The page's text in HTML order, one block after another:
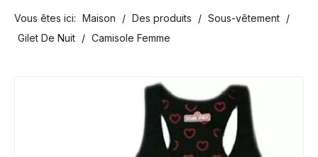
Sans Retouche Rihanna Maillot De Bain ?
2024-12-06
Quel Maillot De Bain Pour Aller Au Spa Homme ?
Qui A Inventé Le Maillot De Bain Une Pièce?
Comment Choisir Les Meilleurs Fabricants De Maillots De Bain Pour Votre Marque ?
Quel Maillot De Bain Pour Quelle Morphologie?
2024-11-26
Quel Maillot De Bain Pour Femme Ronde?
2024-11-25
Quelle Couleur De Maillot De Bain Pour Peau Blanche?
2024-11-25
Vous êtes ici: Maison / Des produits / Sous-vêtement /
Gilet De Nuit / Camisole Femme